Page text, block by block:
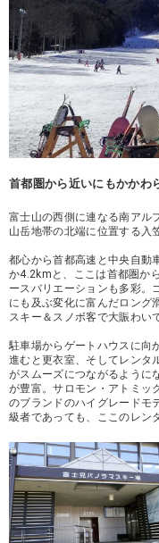
首都圏から近いにもかかわ
富士山の西側に連なる南アル
山岳地帯の北端に位置する入
都心から首都高速と中央自動
か4.2kmと、ここは首都圏か
ースバリエーションも多彩。
にも及ぶ変化に富んだロング
スキー＆スノボ客で大賑わい
駐車場からゲートハウスに向
進むと更衣室、そしてレンタ
がスムーズにつながるように
が豊富。サロモン・アトミッ
のブランドのハイグレードモ
級者であっても、ここのレン